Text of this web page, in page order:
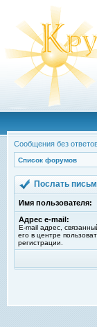
Сообщения без
Список форумов
Послать
Имя пользователя:
Адрес e-mail:
E-mail адрес,
его в центре
регистрации.